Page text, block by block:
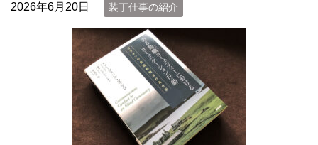
2026年6月20日 装丁仕事の紹介